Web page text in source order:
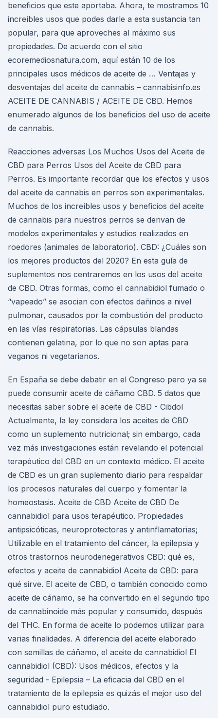
beneficios que este aportaba. Ahora, te mostramos 10
increíbles usos que podes darle a esta sustancia tan
popular, para que aproveches al máximo sus
propiedades. De acuerdo con el sitio
ecoremediosnatura.com, aquí están 10 de los
principales usos médicos de aceite de … Ventajas y
desventajas del aceite de cannabis – cannabisinfo.es
ACEITE DE CANNABIS / ACEITE DE CBD. Hemos
enumerado algunos de los beneficios del uso de aceite
de cannabis.
Reacciones adversas Los Muchos Usos del Aceite de
CBD para Perros Usos del Aceite de CBD para
Perros. Es importante recordar que los efectos y usos
del aceite de cannabis en perros son experimentales.
Muchos de los increíbles usos y beneficios del aceite
de cannabis para nuestros perros se derivan de
modelos experimentales y estudios realizados en
roedores (animales de laboratorio). CBD: ¿Cuáles son
los mejores productos del 2020? En esta guía de
suplementos nos centraremos en los usos del aceite
de CBD. Otras formas, como el cannabidiol fumado o
“vapeado” se asocian con efectos dañinos a nivel
pulmonar, causados por la combustión del producto
en las vías respiratorias. Las cápsulas blandas
contienen gelatina, por lo que no son aptas para
veganos ni vegetarianos.
En España se debe debatir en el Congreso pero ya se
puede consumir aceite de cáñamo CBD. 5 datos que
necesitas saber sobre el aceite de CBD - Cibdol
Actualmente, la ley considera los aceites de CBD
como un suplemento nutricional; sin embargo, cada
vez más investigaciones están revelando el potencial
terapéutico del CBD en un contexto médico. El aceite
de CBD es un gran suplemento diario para respaldar
los procesos naturales del cuerpo y fomentar la
homeostasis. Aceite de CBD Aceite de CBD De
cannabidiol para usos terapéutico. Propiedades
antipsicóticas, neuroprotectoras y antinflamatorias;
Utilizable en el tratamiento del cáncer, la epilepsia y
otros trastornos neurodenegerativos CBD: qué es,
efectos y aceite de cannabidiol Aceite de CBD: para
qué sirve. El aceite de CBD, o también conocido como
aceite de cáñamo, se ha convertido en el segundo tipo
de cannabinoide más popular y consumido, después
del THC. En forma de aceite lo podemos utilizar para
varias finalidades. A diferencia del aceite elaborado
con semillas de cáñamo, el aceite de cannabidiol El
cannabidiol (CBD): Usos médicos, efectos y la
seguridad - Epilepsia – La eficacia del CBD en el
tratamiento de la epilepsia es quizás el mejor uso del
cannabidiol puro estudiado.